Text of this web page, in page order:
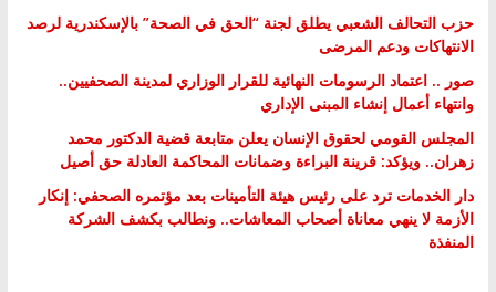
حزب التحالف الشعبي يطلق لجنة “الحق في الصحة” بالإسكندرية لرصد
الانتهاكات ودعم المرضى
صور .. اعتماد الرسومات النهائية للقرار الوزاري لمدينة الصحفيين..
وانتهاء أعمال إنشاء المبنى الإداري
المجلس القومي لحقوق الإنسان يعلن متابعة قضية الدكتور محمد
زهران.. ويؤكد: قرينة البراءة وضمانات المحاكمة العادلة حق أصيل
دار الخدمات ترد على رئيس هيئة التأمينات بعد مؤتمره الصحفي: إنكار
الأزمة لا ينهي معاناة أصحاب المعاشات.. ونطالب بكشف الشركة
المنفذة